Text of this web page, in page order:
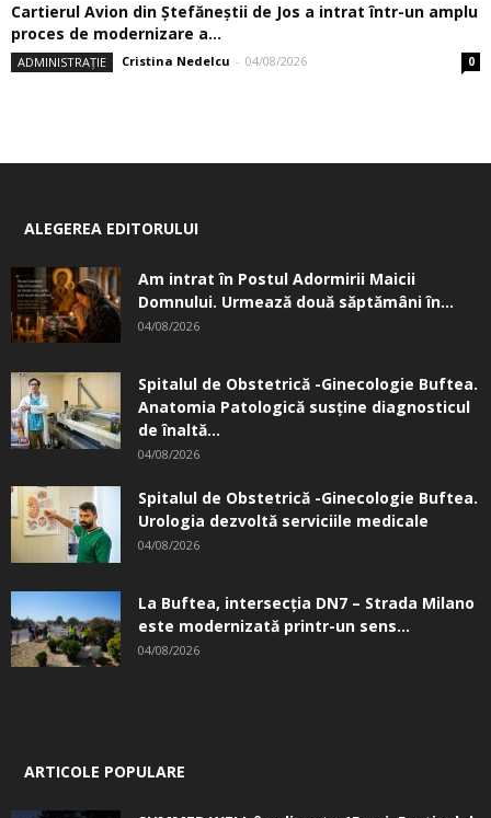
Cartierul Avion din Ştefăneştii de Jos a intrat într-un amplu
proces de modernizare a...
ADMINISTRAȚIE Cristina Nedelcu - 04/08/2026 0
ALEGEREA EDITORULUI
Am intrat în Postul Adormirii Maicii
Domnului. Urmează două săptămâni în...
04/08/2026
Spitalul de Obstetrică -Ginecologie Buftea.
Anatomia Patologică susţine diagnosticul
de înaltă...
04/08/2026
Spitalul de Obstetrică -Ginecologie Buftea.
Urologia dezvoltă serviciile medicale
04/08/2026
La Buftea, intersecţia DN7 – Strada Milano
este modernizată printr-un sens...
04/08/2026
ARTICOLE POPULARE